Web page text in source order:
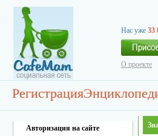
Нас уже 33
О проекте
Регистрация
Авторизация на сайте